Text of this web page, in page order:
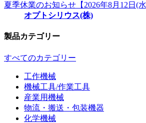
夏季休業のお知らせ【2026年8月12日(
オプトシリウス(株)
製品カテゴリー
すべてのカテゴリー
工作機械
機械工具/作業工具
産業用機械
物流・搬送・包装機器
化学機械